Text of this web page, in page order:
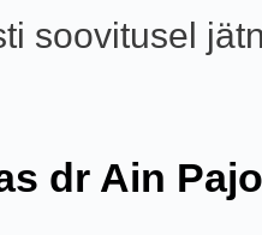
soovitusel
dr Ain